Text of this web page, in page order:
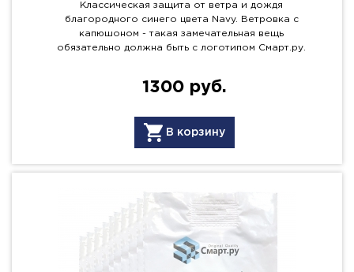
Классическая защита от ветра и дождя
благородного синего цвета Navy. Ветровка с
капюшоном - такая замечательная вещь
обязательно должна быть с логотипом Смарт.ру.
1300 руб.
В корзину